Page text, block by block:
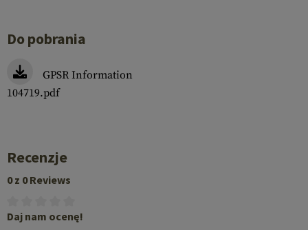
Do pobrania
GPSR Information
104719.pdf
Recenzje
0 z 0 Reviews
Daj nam ocenę!